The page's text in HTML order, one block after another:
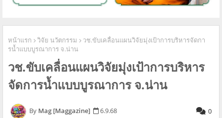
หน้าแรก วิจัย นวัตกรรม
วช.ขับเคลื่อนแผนวิจัยมุ่งเป้าการบริหารจัดกา
รนํ้าแบบบูรณาการ จ.น่าน
วช.ขับเคลื่อนแผนวิจัยมุ่งเป้าการบริหาร
จัดการนํ้าแบบบูรณาการ จ.น่าน
Mag [Maggazine] 6.9.68 0